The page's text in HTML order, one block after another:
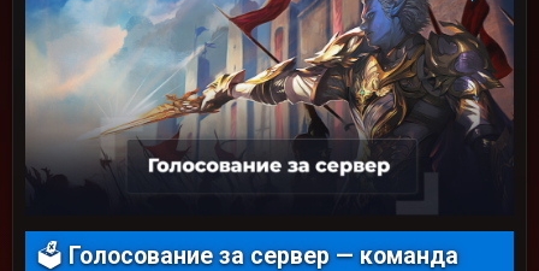
🗳️Голосование за сервер — команда